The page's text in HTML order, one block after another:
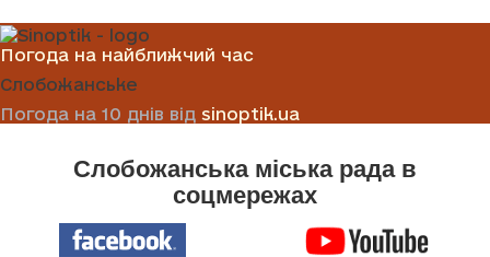
Погода на найближчий час
Слобожанське
Погода на 10 днів від sinoptik.ua
Слобожанська міська рада в
соцмережах